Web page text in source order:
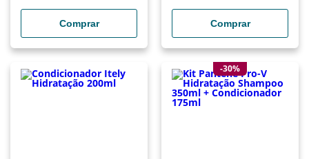
Comprar Comprar
-30%